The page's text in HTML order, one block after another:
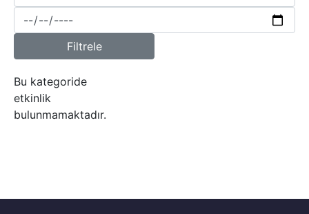
İLETIŞIM
Filtrele
Bu kategoride
etkinlik
bulunmamaktadır.